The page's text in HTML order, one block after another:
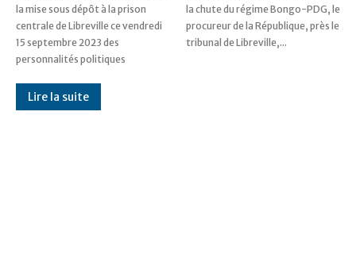
la mise sous dépôt à la prison
centrale de Libreville ce vendredi
15 septembre 2023 des
personnalités politiques
la chute du régime Bongo-PDG, le
procureur de la République, près le
tribunal de Libreville,...
Lire la suite